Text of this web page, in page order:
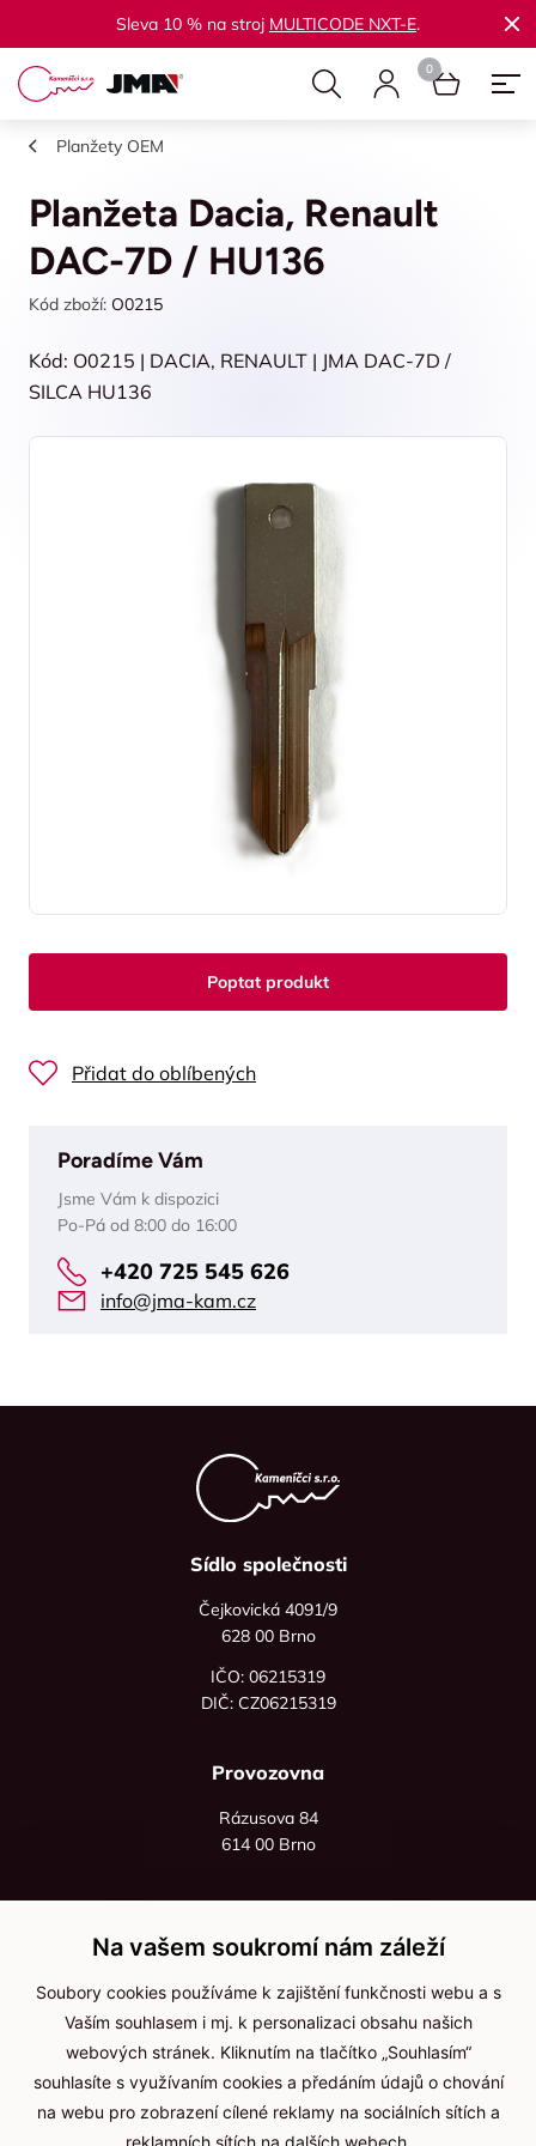
Sleva 10 % na stroj MULTICODE NXT-E.
Planžety OEM
Planžeta Dacia, Renault
DAC-7D / HU136
Kód zboží: O0215
Kód: O0215 | DACIA, RENAULT | JMA DAC-7D /
SILCA HU136
Poptat produkt
Přidat do oblíbených
Poradíme Vám
Jsme Vám k dispozici
Po-Pá od 8:00 do 16:00
+420 725 545 626
info@jma-kam.cz
Sídlo společnosti
Čejkovická 4091/9
628 00 Brno
IČO: 06215319
DIČ: CZ06215319
Provozovna
Rázusova 84
614 00 Brno
+420 736 535 066
Po - pá: 8:00 - 16:00
info@jma-kam.cz
Důležité informace
Na vašem soukromí nám záleží
Soubory cookies používáme k zajištění funkčnosti webu a s
Vaším souhlasem i mj. k personalizaci obsahu našich
webových stránek. Kliknutím na tlačítko „Souhlasím“
souhlasíte s využívaním cookies a předáním údajů o chování
na webu pro zobrazení cílené reklamy na sociálních sítích a
reklamních sítích na dalších webech.